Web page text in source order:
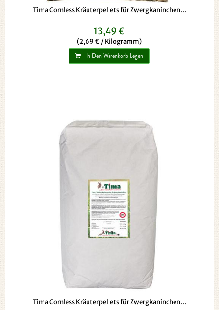
Tima Cornless Kräuterpellets für Zwergkaninchen...
13,49 €
(2,69 € / Kilogramm)
In Den Warenkorb Legen
Tima Cornless Kräuterpellets für Zwergkaninchen...